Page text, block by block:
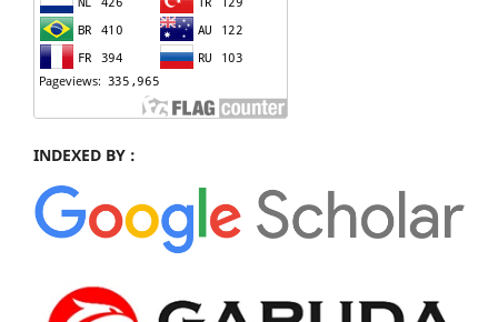
INDEXED BY :